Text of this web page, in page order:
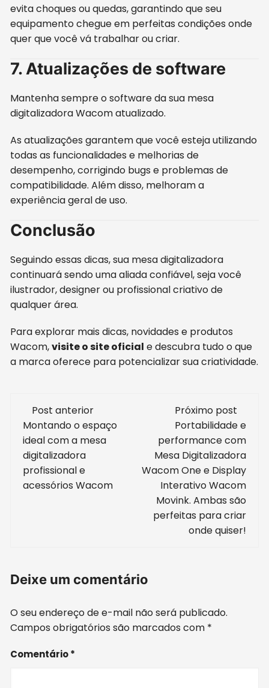
evita choques ou quedas, garantindo que seu
equipamento chegue em perfeitas condições onde
quer que você vá trabalhar ou criar.
7. Atualizações de software
Mantenha sempre o software da sua mesa
digitalizadora Wacom atualizado.
As atualizações garantem que você esteja utilizando
todas as funcionalidades e melhorias de
desempenho, corrigindo bugs e problemas de
compatibilidade. Além disso, melhoram a
experiência geral de uso.
Conclusão
Seguindo essas dicas, sua mesa digitalizadora
continuará sendo uma aliada confiável, seja você
ilustrador, designer ou profissional criativo de
qualquer área.
Para explorar mais dicas, novidades e produtos
Wacom,visite o site oficial e descubra tudo o que
a marca oferece para potencializar sua criatividade.
Navegação
de
post
Post anterior
Montando o espaço
ideal com a mesa
digitalizadora
profissional e
acessórios Wacom
Próximo post
Portabilidade e
performance com
Mesa Digitalizadora
Wacom One e Display
Interativo Wacom
Movink. Ambas são
perfeitas para criar
onde quiser!
Deixe um comentário
O seu endereço de e-mail não será publicado.
Campos obrigatórios são marcados com *
Comentário*